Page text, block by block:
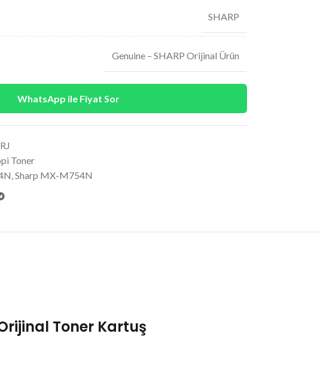
SHARP
Genuine – SHARP Orijinal Ürün
WhatsApp ile Fiyat Sor
Toner
,Sharp MX-M754N
Toner Kartuş